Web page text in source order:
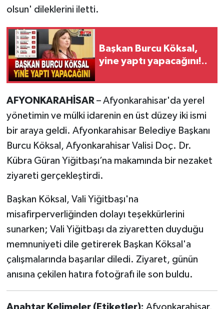
olsun' dileklerini iletti.
Başkan Burcu Köksal,
yine yaptı yapacağını!..
AFYONKARAHİSAR – Afyonkarahisar'da yerel
yönetimin ve mülki idarenin en üst düzey iki ismi
bir araya geldi. Afyonkarahisar Belediye Başkanı
Burcu Köksal, Afyonkarahisar Valisi Doç. Dr.
Kübra Güran Yiğitbaşı’na makamında bir nezaket
ziyareti gerçekleştirdi.
Başkan Köksal, Vali Yiğitbaşı'na
misafirperverliğinden dolayı teşekkürlerini
sunarken; Vali Yiğitbaşı da ziyaretten duyduğu
memnuniyeti dile getirerek Başkan Köksal'a
çalışmalarında başarılar diledi. Ziyaret, günün
anısına çekilen hatıra fotoğrafı ile son buldu.
Anahtar Kelimeler (Etiketler): Afyonkarahisar,